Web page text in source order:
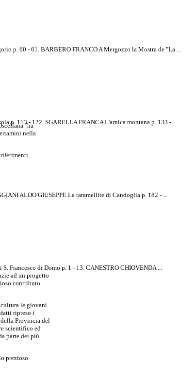
alla Rivista
ha
nella
riferimenti
ad un progetto
contributo
le giovani
ripreso i
Provincia del
scientifico ed
parte dei più
prezioso.
p. 60 - 61. BARBERO FRANCO A Mergozzo la Mostra de "La ...
p. 113 - 122. SGARELLA FRANCA L'arnica montana p. 133 - ...
ALDO GIUSEPPE La taramellite di Candoglia p. 182 - ...
Francesco di Domo p. 1 - 13. CANESTRO CHIOVENDA ...